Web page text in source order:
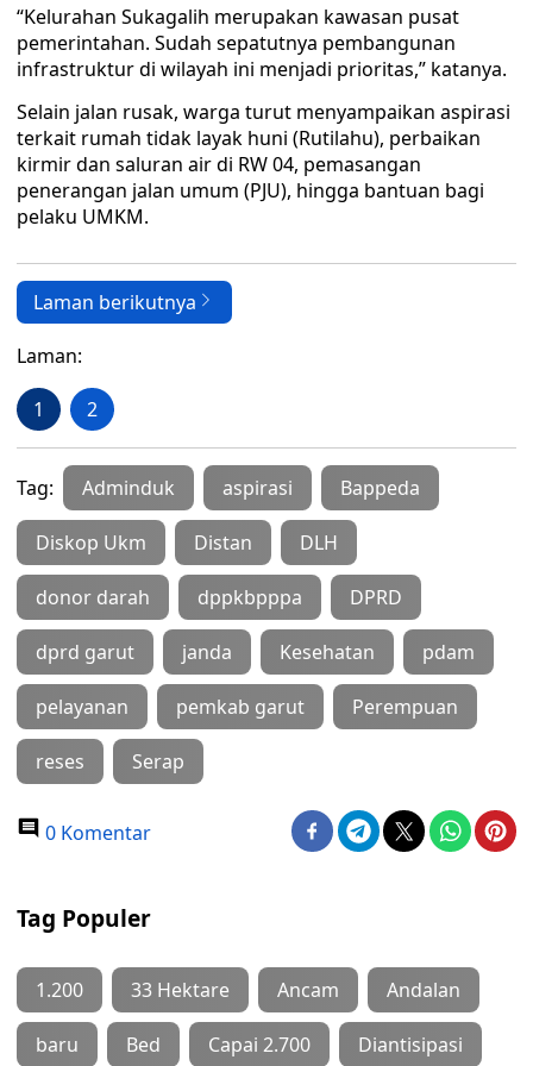
“Kelurahan Sukagalih merupakan kawasan pusat
pemerintahan. Sudah sepatutnya pembangunan
infrastruktur di wilayah ini menjadi prioritas,” katanya.
Selain jalan rusak, warga turut menyampaikan aspirasi
terkait rumah tidak layak huni (Rutilahu), perbaikan
kirmir dan saluran air di RW 04, pemasangan
penerangan jalan umum (PJU), hingga bantuan bagi
pelaku UMKM.
Laman berikutnya
Laman:
1 2
Tag: Adminduk aspirasi Bappeda
Diskop Ukm Distan DLH
donor darah dppkbpppa DPRD
dprd garut janda Kesehatan pdam
pelayanan pemkab garut Perempuan
reses Serap
0 Komentar
Tag Populer
1.200 33 Hektare Ancam Andalan
baru Bed Capai 2.700 Diantisipasi